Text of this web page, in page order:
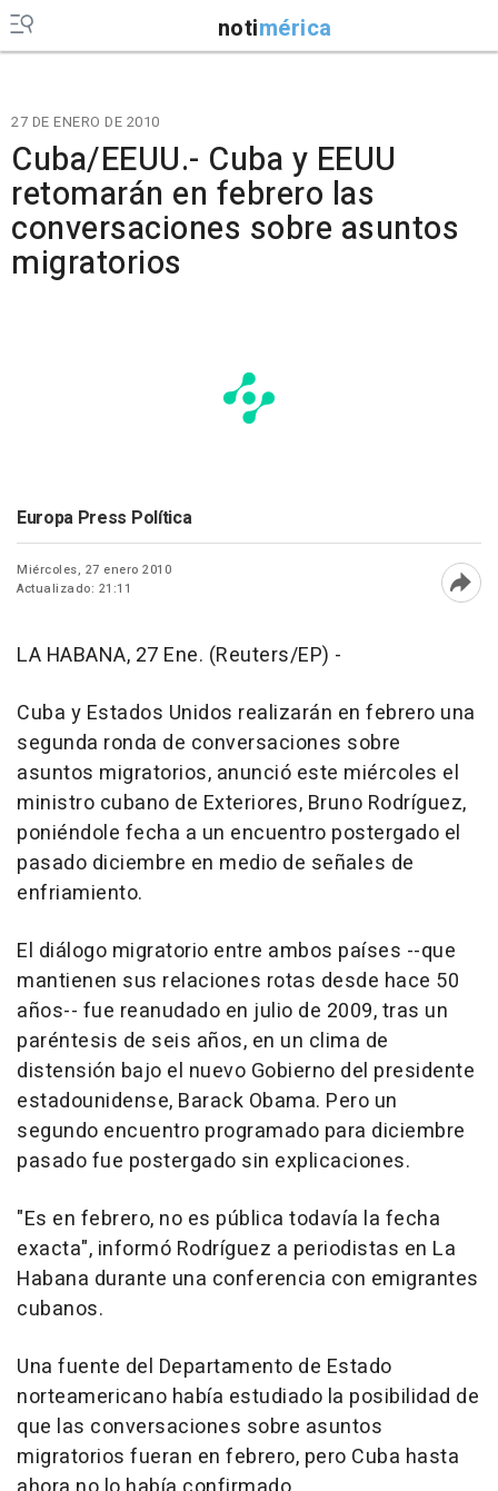
notimérica
27 DE ENERO DE 2010
Cuba/EEUU.- Cuba y EEUU
retomarán en febrero las
conversaciones sobre asuntos
migratorios
Europa Press Política
Miércoles, 27 enero 2010
Actualizado: 21:11
LA HABANA, 27 Ene. (Reuters/EP) -
Cuba y Estados Unidos realizarán en febrero una
segunda ronda de conversaciones sobre
asuntos migratorios, anunció este miércoles el
ministro cubano de Exteriores, Bruno Rodríguez,
poniéndole fecha a un encuentro postergado el
pasado diciembre en medio de señales de
enfriamiento.
El diálogo migratorio entre ambos países --que
mantienen sus relaciones rotas desde hace 50
años-- fue reanudado en julio de 2009, tras un
paréntesis de seis años, en un clima de
distensión bajo el nuevo Gobierno del presidente
estadounidense, Barack Obama. Pero un
segundo encuentro programado para diciembre
pasado fue postergado sin explicaciones.
"Es en febrero, no es pública todavía la fecha
exacta", informó Rodríguez a periodistas en La
Habana durante una conferencia con emigrantes
cubanos.
Una fuente del Departamento de Estado
norteamericano había estudiado la posibilidad de
que las conversaciones sobre asuntos
migratorios fueran en febrero, pero Cuba hasta